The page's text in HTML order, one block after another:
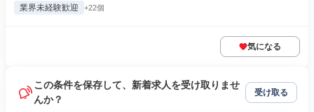
業界未経験歓迎 +22個
気になる
この条件を保存して、新着求人を受け取りませ
んか？
受け取る